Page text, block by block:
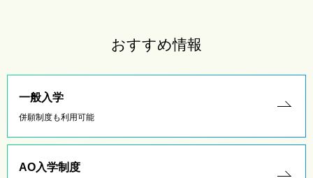
おすすめ情報
一般入学
併願制度も利用可能
AO入学制度